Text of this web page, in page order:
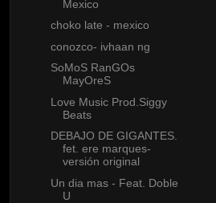
Mexico
choko late - mexico
conozco- ivhaan ng
SoMoS RanGOs
MayOreS
Love Music Prod.Siggy
Beats
DEBAJO DE GIGANTES.
fet. ere marques-
versión original
Un dia mas - Feat. Doble
U